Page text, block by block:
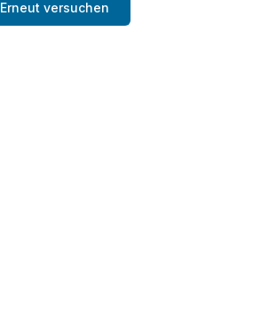
Erneut versuchen